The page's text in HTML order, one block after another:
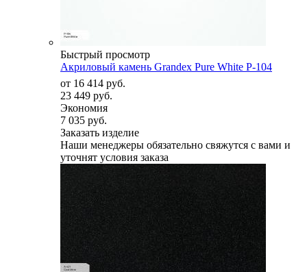
Быстрый просмотр
Акриловый камень Grandex Pure White P-104
от 16 414 руб.
23 449 руб.
Экономия
7 035 руб.
Заказать изделие
Наши менеджеры обязательно свяжутся с вами и
уточнят условия заказа